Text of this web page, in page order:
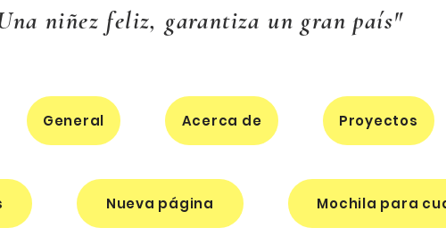
niñez feliz, garantiza un gran país"
General Acerca de Proyectos
Nueva página Mochila para